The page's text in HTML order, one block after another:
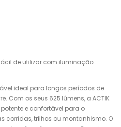
de utilizar com iluminação
ideal para longos períodos de
Com os seus 625 lúmens, a ACTIK
e confortável para o
corridas, trilhos ou montanhismo. O